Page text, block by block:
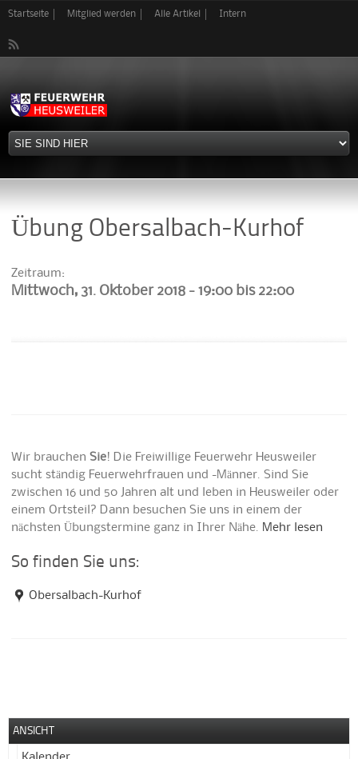
Direkt
Startseite Mitglied werden Alle Artikel Intern
Übung Obersalbach-Kurhof
Zeitraum:
Mittwoch, 31. Oktober 2018 -19:00 bis 22:00
Wir brauchenSie! Die Freiwillige Feuerwehr Heusweiler
sucht ständig Feuerwehrfrauen und -Männer. Sind Sie
zwischen 16 und 50 Jahren alt und leben in Heusweiler oder
einem Ortsteil? Dann besuchen Sie uns in einem der
nächsten Übungstermine ganz in Ihrer Nähe. Mehr lesen
So finden Sie uns:
Obersalbach-Kurhof
ANSICHT